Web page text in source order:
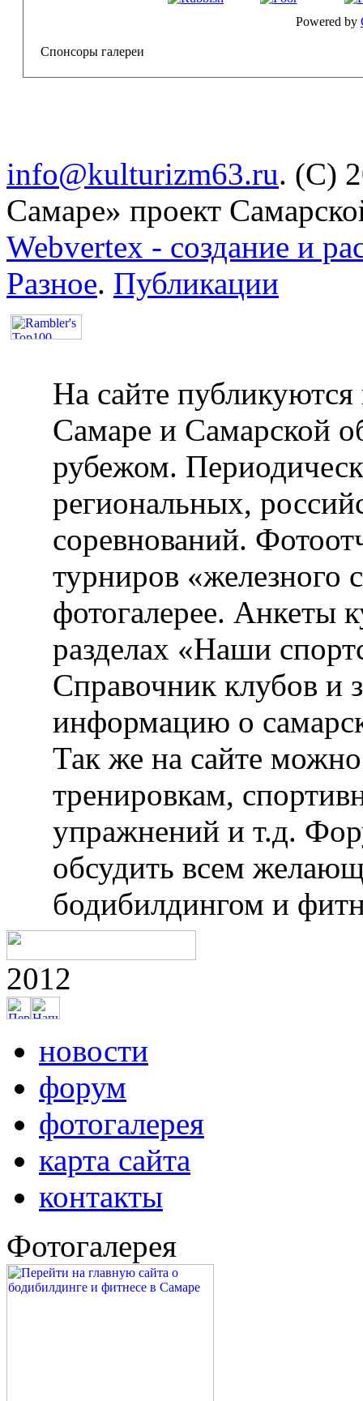
Powered by
Спонсоры галереи
info@kulturizm63.ru. (C)
Самаре» проект
Webvertex - создание и
Разное. Публикации
На сайте публикуются
Самаре и Самарской
рубежом.
региональных,
соревнований.
турниров «железного
фотогалерее. Анкеты
разделах «Наши
Справочник клубов и
информацию о
Так же на сайте
тренировкам,
упражнений и т.д.
обсудить всем
бодибилдингом и
2012
новости
форум
фотогалерея
карта сайта
контакты
Фотогалерея